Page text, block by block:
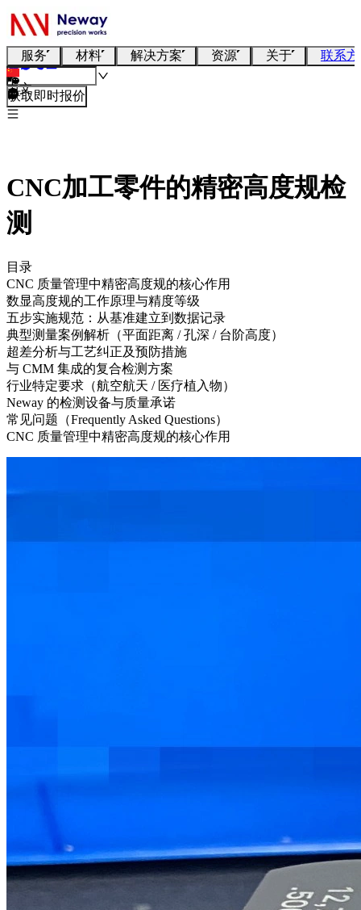
服务 材料 解决方案 资源 关于 联系
中文
获取即时报价
CNC加工零件的精密高度规检
测
目录
CNC 质量管理中精密高度规的核心作用
数显高度规的工作原理与精度等级
五步实施规范：从基准建立到数据记录
典型测量案例解析（平面距离 / 孔深 / 台阶高度）
超差分析与工艺纠正及预防措施
与 CMM 集成的复合检测方案
行业特定要求（航空航天 / 医疗植入物）
Neway 的检测设备与质量承诺
常见问题（Frequently Asked Questions）
CNC 质量管理中精密高度规的核心作用